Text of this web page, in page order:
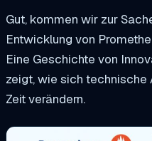
Gut, kommen wir zur
Entwicklung von
Eine Geschichte von
zeigt, wie sich technische
Zeit verändern.